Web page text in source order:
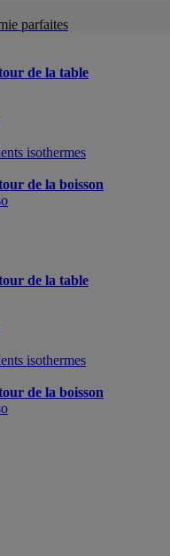
parfaites
de la table
isothermes
de la boisson
de la table
isothermes
de la boisson